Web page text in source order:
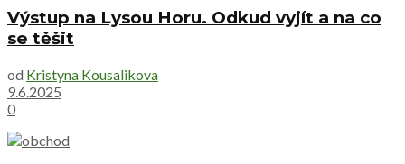
Výstup na Lysou Horu. Odkud vyjít a na co
se těšit
od Kristyna Kousalikova
9.6.2025
0